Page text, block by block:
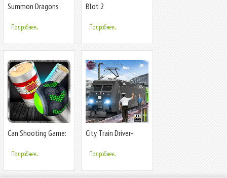
Summon Dragons
Подробнее...
Blot 2
Подробнее...
Can Shooting Game:
Подробнее...
City Train Driver-
Подробнее...